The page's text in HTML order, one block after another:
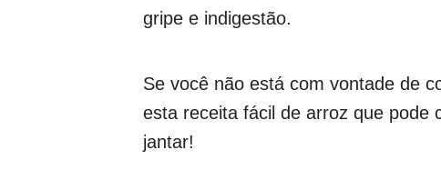
gripe e indigestão.
Se você não está com vontade de
esta receita fácil de arroz que pode
jantar!